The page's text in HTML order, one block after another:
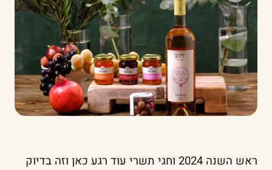
ראש השנה 2024 וחגי תשרי עוד רגע כאן וזה בדיוק